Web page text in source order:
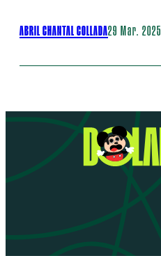
ABRIL CHANTAL COLLADA29 Mar. 2025